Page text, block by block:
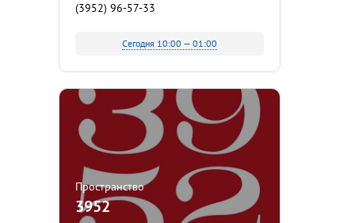
(3952) 96-57-33
Сегодня 10:00 — 01:00
Пространство
3952